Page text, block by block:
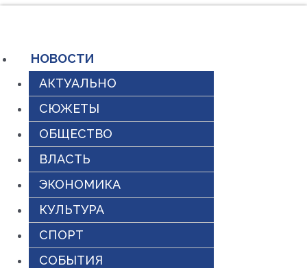
содержимому
НОВОСТИ
АКТУАЛЬНО
СЮЖЕТЫ
ОБЩЕСТВО
ВЛАСТЬ
ЭКОНОМИКА
КУЛЬТУРА
СПОРТ
СОБЫТИЯ